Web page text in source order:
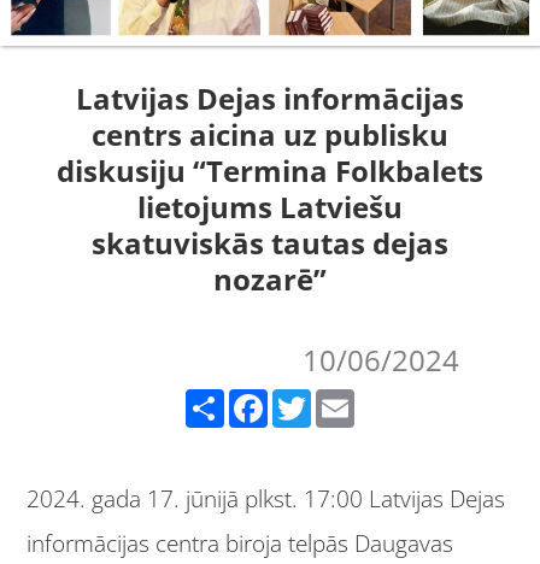
Latvijas Dejas informācijas
centrs aicina uz publisku
diskusiju “Termina Folkbalets
lietojums Latviešu
skatuviskās tautas dejas
nozarē”
10/06/2024
Share Facebook Twitter
2024. gada 17. jūnijā plkst. 17:00 Latvijas Dejas
informācijas centra biroja telpās Daugavas